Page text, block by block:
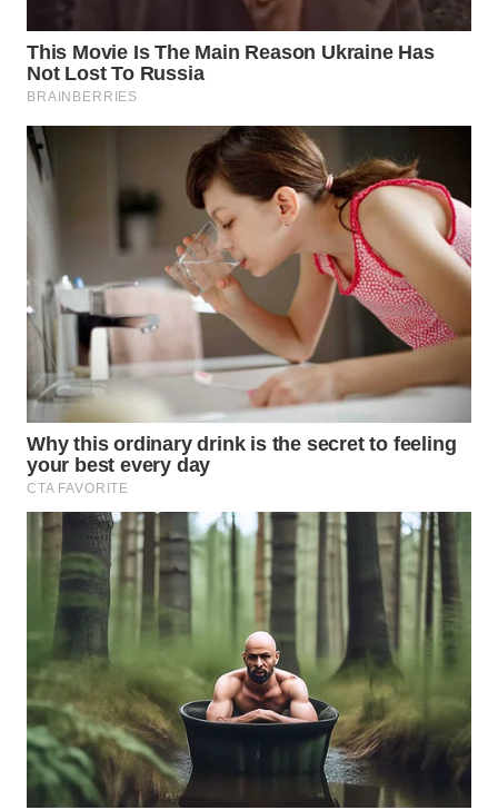
TEBING
TINGGI
PAKPAK
WN
BEKASI
WN
BOGOR
WN
DEPOK
TAPANULI
UTARA
WN
SAMOSIR
WN
PADANG
LAWAS